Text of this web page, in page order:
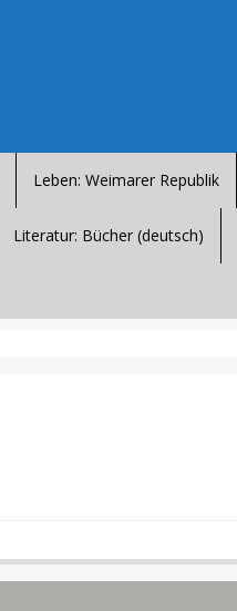
Leben: Weimarer Republik
Literatur: Bücher (deutsch)